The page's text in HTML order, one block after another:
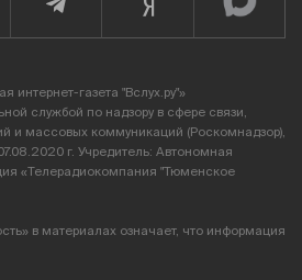
интернет-газета "Вслух.ру"»
службой по надзору в сфере связи,
и массовых коммуникаций (Роскомнадзор),
г. Учредитель: Автономная
«Телерадиокомпания "Тюменское
в материалах означает, что информация